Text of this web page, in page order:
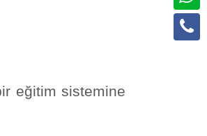
eğitim sistemine